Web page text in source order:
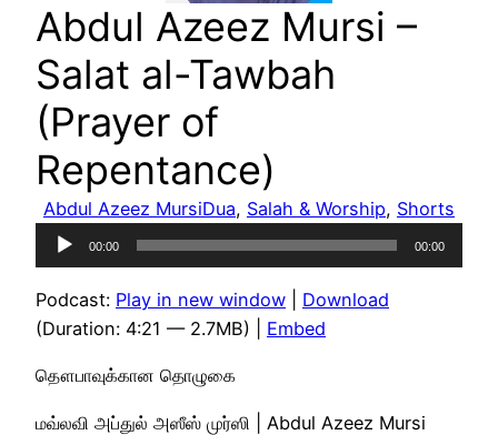
Abdul Azeez Mursi –
Salat al-Tawbah
(Prayer of
Repentance)
Abdul Azeez MursiDua, Salah & Worship, Shorts
Audio
Player
00:00 00:00
Podcast: Play in new window
Download
(Duration: 4:21 — 2.7MB) | Embed
தௌபாவுக்கான தொழுகை
மவ்லவி அப்துல் அஸீஸ் முர்ஸி | Abdul Azeez Mursi